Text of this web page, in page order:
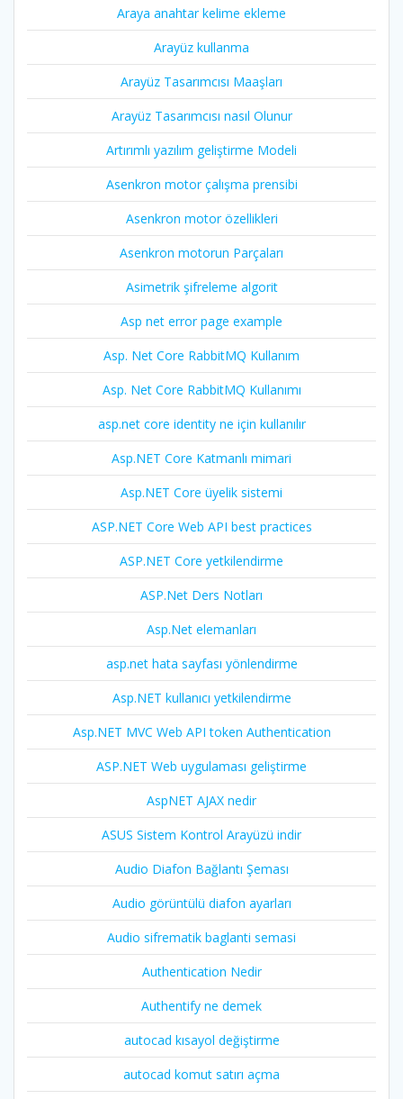
Araya anahtar kelime ekleme
Arayüz kullanma
Arayüz Tasarımcısı Maaşları
Arayüz Tasarımcısı nasıl Olunur
Artırımlı yazılım geliştirme Modeli
Asenkron motor çalışma prensibi
Asenkron motor özellikleri
Asenkron motorun Parçaları
Asimetrik şifreleme algorit
Asp net error page example
Asp. Net Core RabbitMQ Kullanım
Asp. Net Core RabbitMQ Kullanımı
asp.net core identity ne için kullanılır
Asp.NET Core Katmanlı mimari
Asp.NET Core üyelik sistemi
ASP.NET Core Web API best practices
ASP.NET Core yetkilendirme
ASP.Net Ders Notları
Asp.Net elemanları
asp.net hata sayfası yönlendirme
Asp.NET kullanıcı yetkilendirme
Asp.NET MVC Web API token Authentication
ASP.NET Web uygulaması geliştirme
AspNET AJAX nedir
ASUS Sistem Kontrol Arayüzü indir
Audio Diafon Bağlantı Şeması
Audio görüntülü diafon ayarları
Audio sifrematik baglanti semasi
Authentication Nedir
Authentify ne demek
autocad kısayol değiştirme
autocad komut satırı açma